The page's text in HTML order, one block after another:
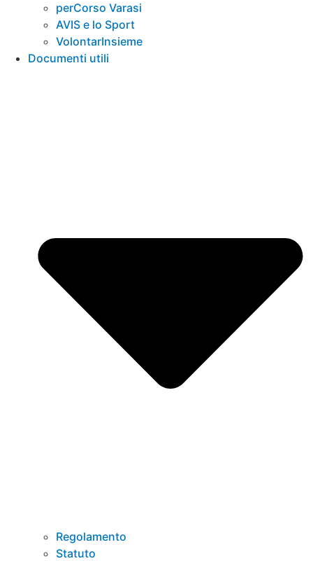
perCorso Varasi
AVIS e lo Sport
VolontarInsieme
Documenti utili
Regolamento
Statuto